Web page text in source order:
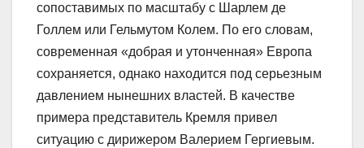
сопоставимых по масштабу с Шарлем де
Голлем или Гельмутом Колем. По его словам,
современная «добрая и утонченная» Европа
сохраняется, однако находится под серьезным
давлением нынешних властей. В качестве
примера представитель Кремля привел
ситуацию с дирижером Валерием Гергиевым.